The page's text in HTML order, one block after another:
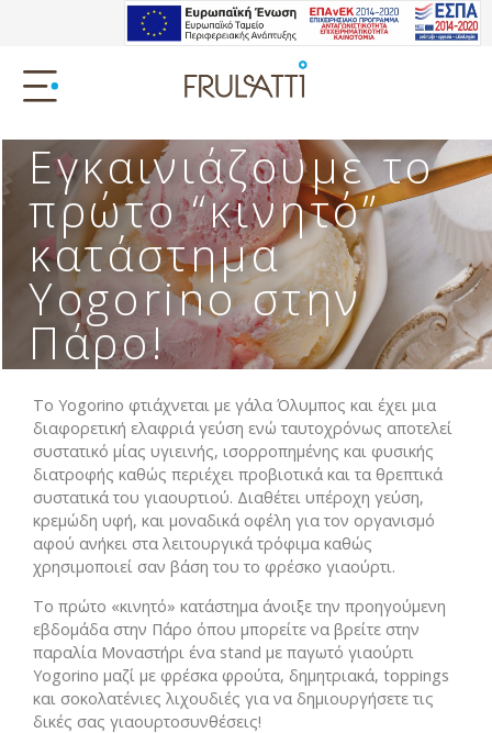
Εγκαινιάζουμε το
πρώτο “κινητό”
κατάστημα
Yogorino στην
Πάρο!
Το Yogorino φτιάχνεται με γάλα Όλυμπος και έχει μια
διαφορετική ελαφριά γεύση ενώ ταυτοχρόνως αποτελεί
συστατικό μίας υγιεινής, ισορροπημένης και φυσικής
διατροφής καθώς περιέχει προβιοτικά και τα θρεπτικά
συστατικά του γιαουρτιού. Διαθέτει υπέροχη γεύση,
κρεμώδη υφή, και μοναδικά οφέλη για τον οργανισμό
αφού ανήκει στα λειτουργικά τρόφιμα καθώς
χρησιμοποιεί σαν βάση του το φρέσκο γιαούρτι.
Το πρώτο «κινητό» κατάστημα άνοιξε την προηγούμενη
εβδομάδα στην Πάρο όπου μπορείτε να βρείτε στην
παραλία Μοναστήρι ένα stand με παγωτό γιαούρτι
Yogorino μαζί με φρέσκα φρούτα, δημητριακά, toppings
και σοκολατένιες λιχουδιές για να δημιουργήσετε τις
δικές σας γιαουρτοσυνθέσεις!